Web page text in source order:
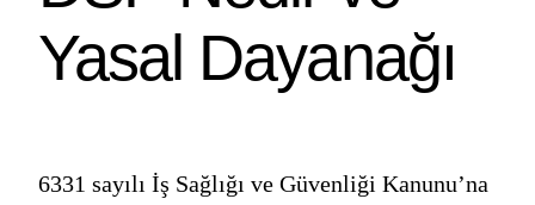
Yasal Dayanağı
6331 sayılı İş Sağlığı ve Güvenliği Kanunu’na